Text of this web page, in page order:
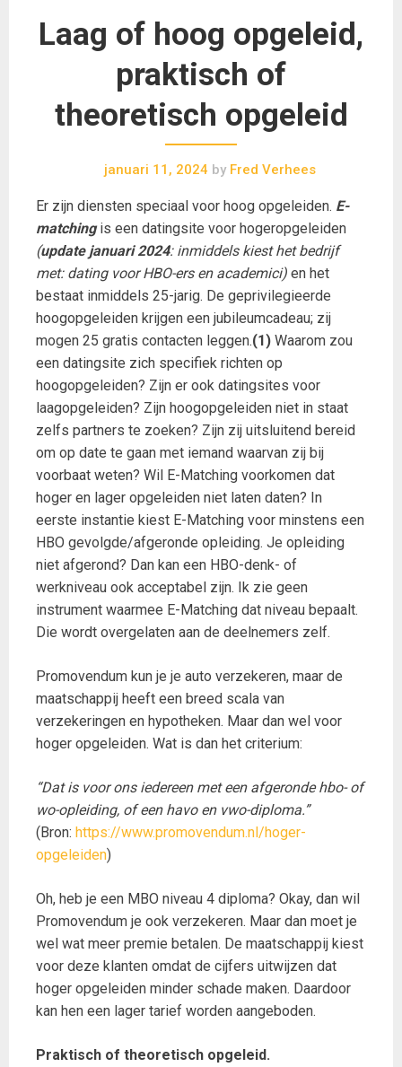
Laag of hoog opgeleid,
praktisch of
theoretisch opgeleid
januari 11, 2024 by Fred Verhees
Er zijn diensten speciaal voor hoog opgeleiden. E-
matchingis een datingsite voor hogeropgeleiden
(update januari 2024: inmiddels kiest het bedrijf
met: dating voor HBO-ers en academici) en het
bestaat inmiddels 25-jarig. De geprivilegieerde
hoogopgeleiden krijgen een jubileumcadeau; zij
mogen 25 gratis contacten leggen.(1) Waarom zou
een datingsite zich specifiek richten op
hoogopgeleiden? Zijn er ook datingsites voor
laagopgeleiden? Zijn hoogopgeleiden niet in staat
zelfs partners te zoeken? Zijn zij uitsluitend bereid
om op date te gaan met iemand waarvan zij bij
voorbaat weten? Wil E-Matching voorkomen dat
hoger en lager opgeleiden niet laten daten? In
eerste instantie kiest E-Matching voor minstens een
HBO gevolgde/afgeronde opleiding. Je opleiding
niet afgerond? Dan kan een HBO-denk- of
werkniveau ook acceptabel zijn. Ik zie geen
instrument waarmee E-Matching dat niveau bepaalt.
Die wordt overgelaten aan de deelnemers zelf.
Promovendum kun je je auto verzekeren, maar de
maatschappij heeft een breed scala van
verzekeringen en hypotheken. Maar dan wel voor
hoger opgeleiden. Wat is dan het criterium:
“Dat is voor ons iedereen met een afgeronde hbo- of
wo-opleiding, of een havo en vwo-diploma.”
(Bron: https://www.promovendum.nl/hoger-
opgeleiden)
Oh, heb je een MBO niveau 4 diploma? Okay, dan wil
Promovendum je ook verzekeren. Maar dan moet je
wel wat meer premie betalen. De maatschappij kiest
voor deze klanten omdat de cijfers uitwijzen dat
hoger opgeleiden minder schade maken. Daardoor
kan hen een lager tarief worden aangeboden.
Praktisch of theoretisch opgeleid.